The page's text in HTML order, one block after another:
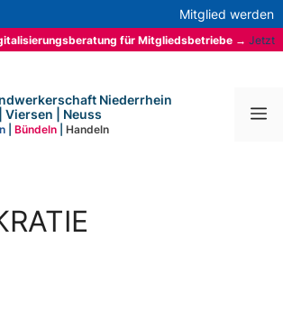
Mitglied werden
für Mitgliedsbetriebe→ Jetzt
Niederrhein
Viersen | Neuss
Bündeln Handeln